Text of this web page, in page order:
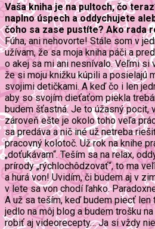
Vaša kniha je na pultoch, čo
naplno úspech a oddychujete
čoho sa zase pustíte? Ako rada
Fúha, ani nehovorte! Stále som v
užívam, že sa moja kniha páči a
o akej sa mi ani nesnívalo. Veľmi si
že si moju knižku kúpili a posielajú
svojimi detičkami. A keď čo i len
aby so svojím dieťaťom piekla
budem šťastná. Je to úžasný pocit,
zároveň ešte je okolo toho veľa
sa predáva a nič iné už netreba
pracovný kolotoč. Už rok na knihe
„doťukávam“. Teším sa na relax,
prírody „rýchlochôdzovať“, to ma
a hurá von! Uvidím, či budem aj v
v lete sa von chodí ľahko.
A už sa teším, keď budem piecť
jedlo na môj blog a budem trošku
robiť aj videorecepty… Ja si vždy